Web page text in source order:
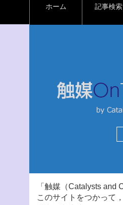
ホーム 記事検索
「触媒（Catalysts and
このサイトをつかって